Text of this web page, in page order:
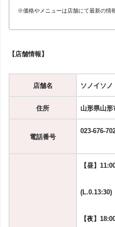
※価格やメニューは店舗にて最新の情
【店舗情報】
店舗名 ソノイソノ
住所 山形県山形
電話番号
023-676-
【昼】
(L.0.13:30)
【夜】